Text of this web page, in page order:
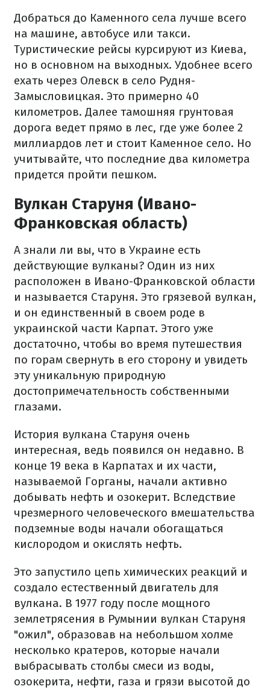
Добраться до Каменного села лучше всего
на машине, автобусе или такси.
Туристические рейсы курсируют из Киева,
но в основном на выходных. Удобнее всего
ехать через Олевск в село Рудня-
Замысловицкая. Это примерно 40
километров. Далее тамошняя грунтовая
дорога ведет прямо в лес, где уже более 2
миллиардов лет и стоит Каменное село. Но
учитывайте, что последние два километра
придется пройти пешком.
Вулкан Старуня (Ивано-
Франковская область)
А знали ли вы, что в Украине есть
действующие вулканы? Один из них
расположен в Ивано-Франковской области
и называется Старуня. Это грязевой вулкан,
и он единственный в своем роде в
украинской части Карпат. Этого уже
достаточно, чтобы во время путешествия
по горам свернуть в его сторону и увидеть
эту уникальную природную
достопримечательность собственными
глазами.
История вулкана Старуня очень
интересная, ведь появился он недавно. В
конце 19 века в Карпатах и их части,
называемой Горганы, начали активно
добывать нефть и озокерит. Вследствие
чрезмерного человеческого вмешательства
подземные воды начали обогащаться
кислородом и окислять нефть.
Это запустило цепь химических реакций и
создало естественный двигатель для
вулкана. В 1977 году после мощного
землетрясения в Румынии вулкан Старуня
"ожил", образовав на небольшом холме
несколько кратеров, которые начали
выбрасывать столбы смеси из воды,
озокерита, нефти, газа и грязи высотой до